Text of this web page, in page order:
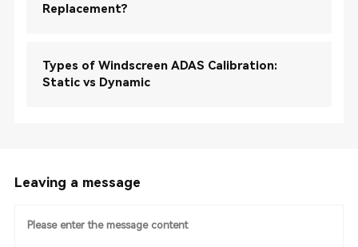
Replacement?
Types of Windscreen ADAS Calibration:
Static vs Dynamic
Leaving a message